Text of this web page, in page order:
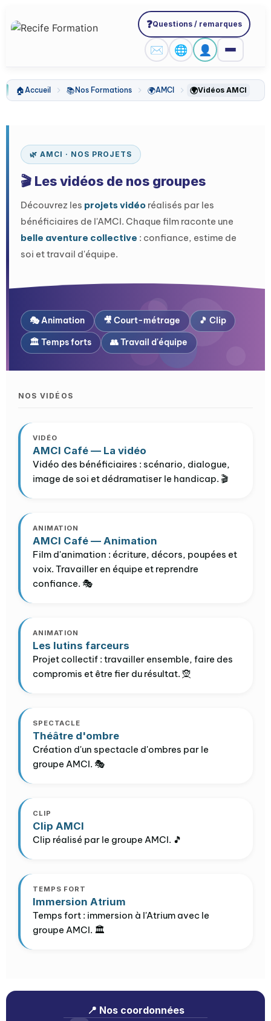
❓Questions / remarques
✉️ 🌐 👤
🏠Accueil 📚Nos Formations 🌍AMCI 🌍Vidéos AMCI
🌿 AMCI · NOS PROJETS
🎬 Les vidéos de nos groupes
Découvrez les projets vidéo réalisés par les
bénéficiaires de l'AMCI. Chaque film raconte une
belle aventure collective : confiance, estime de
soi et travail d'équipe.
🎭 Animation 🎥 Court-métrage 🎵 Clip
🏛️ Temps forts 👥 Travail d'équipe
NOS VIDÉOS
VIDÉO
AMCI Café — La vidéo
Vidéo des bénéficiaires : scénario, dialogue,
image de soi et dédramatiser le handicap. 🎬
ANIMATION
AMCI Café — Animation
Film d'animation : écriture, décors, poupées et
voix. Travailler en équipe et reprendre
confiance. 🎭
ANIMATION
Les lutins farceurs
Projet collectif : travailler ensemble, faire des
compromis et être fier du résultat. 🧝
SPECTACLE
Théâtre d'ombre
Création d'un spectacle d'ombres par le
groupe AMCI. 🎭
CLIP
Clip AMCI
Clip réalisé par le groupe AMCI. 🎵
TEMPS FORT
Immersion Atrium
Temps fort : immersion à l'Atrium avec le
groupe AMCI. 🏛️
📍 Nos coordonnées